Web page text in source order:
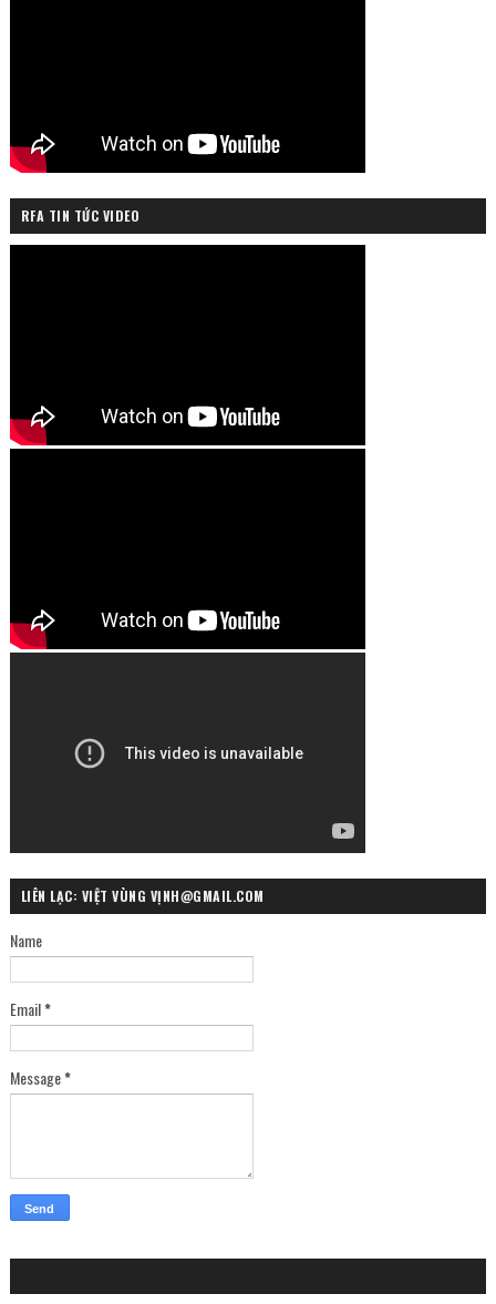
RFA TIN TỨC VIDEO
LIÊN LẠC: VIỆT VÙNG VỊNH@GMAIL.COM
Name
Email*
Message*